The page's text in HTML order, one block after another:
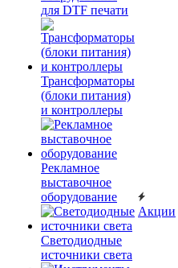
для DTF печати
Трансформаторы
(блоки питания)
и контроллеры
Рекламное
выставочное
оборудование
Светодиодные
источники света
Акции